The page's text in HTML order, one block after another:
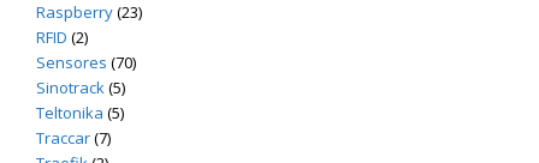
Raspberry(23)
RFID (2)
Sensores (70)
Sinotrack(5)
Teltonika (5)
Traccar(7)